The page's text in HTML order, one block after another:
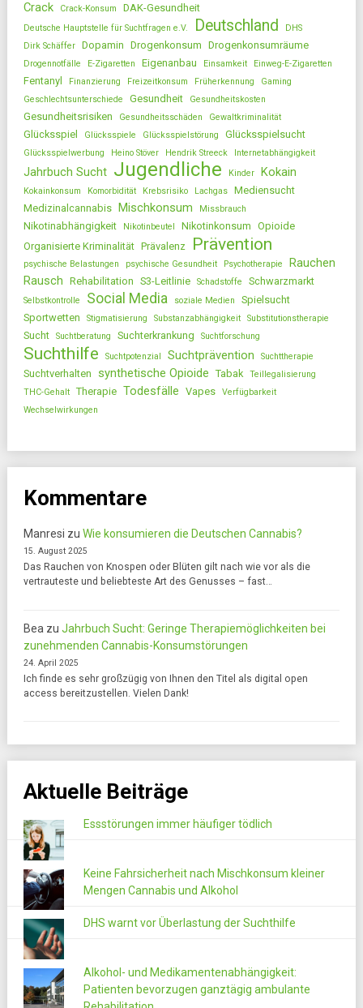
Crack Crack-Konsum DAK-Gesundheit
Deutsche Hauptstelle für Suchtfragen e.V. Deutschland
DHS
Dirk Schäffer
Dopamin Drogenkonsum Drogenkonsumräume
Drogennotfälle E-Zigaretten Eigenanbau Einsamkeit Einweg-E-Zigaretten
Fentanyl Finanzierung Freizeitkonsum Früherkennung
Gaming
Geschlechtsunterschiede
Gesundheit Gesundheitskosten
Gesundheitsrisiken Gesundheitsschäden Gewaltkriminalität
Glücksspiel Glücksspiele Glücksspielstörung Glücksspielsucht
Glücksspielwerbung Heino Stöver Hendrik Streeck Internetabhängigkeit
Jahrbuch Sucht Jugendliche Kinder Kokain
Kokainkonsum Komorbidität Krebsrisiko Lachgas
Mediensucht
Medizinalcannabis Mischkonsum Missbrauch
Nikotinabhängigkeit Nikotinbeutel Nikotinkonsum Opioide
Organisierte Kriminalität Prävalenz Prävention
psychische Belastungen psychische Gesundheit Psychotherapie
Rauchen
Rausch Rehabilitation S3-Leitlinie Schadstoffe Schwarzmarkt
Selbstkontrolle Social Media soziale Medien
Spielsucht
Sportwetten
Stigmatisierung Substanzabhängigkeit Substitutionstherapie
Sucht Suchtberatung Suchterkrankung Suchtforschung
Suchthilfe Suchtpotenzial Suchtprävention Suchttherapie
Suchtverhalten synthetische Opioide Tabak
Teillegalisierung
THC-Gehalt
Therapie Todesfälle Vapes
Verfügbarkeit
Wechselwirkungen
Kommentare
Manresi zu Wie konsumieren die Deutschen Cannabis?
15. August 2025
Das Rauchen von Knospen oder Blüten gilt nach wie vor als die
vertrauteste und beliebteste Art des Genusses – fast…
Bea zu Jahrbuch Sucht: Geringe Therapiemöglichkeiten bei
zunehmenden Cannabis-Konsumstörungen
24. April 2025
Ich finde es sehr großzügig von Ihnen den Titel als digital open
access bereitzustellen. Vielen Dank!
Aktuelle Beiträge
Essstörungen immer häufiger tödlich
Keine Fahrsicherheit nach Mischkonsum kleiner
Mengen Cannabis und Alkohol
DHS warnt vor Überlastung der Suchthilfe
Alkohol- und Medikamentenabhängigkeit:
Patienten bevorzugen ganztägig ambulante